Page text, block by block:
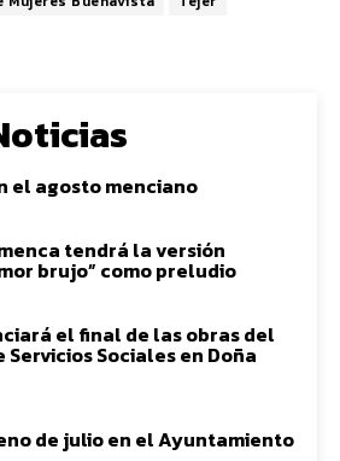
el agosto menciano
tendrá la versión
brujo” como preludio
el final de las obras del
Sociales en Doña
de julio en el Ayuntamiento